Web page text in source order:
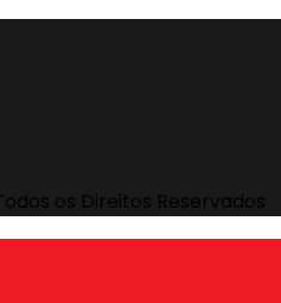
os Direitos Reservados